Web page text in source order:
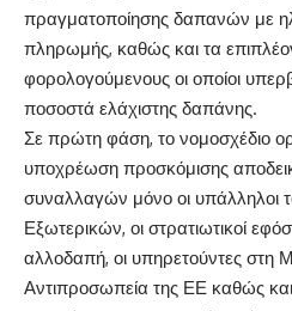
πραγματοποίησης δαπανών με
πληρωμής, καθώς και τα
φορολογούμενους οι οποίοι
ποσοστά ελάχιστης δαπάνης.
Σε πρώτη φάση, το νομοσχέδιο
υποχρέωση προσκόμισης
συναλλαγών μόνο οι υπάλληλοι
Εξωτερικών, οι στρατιωτικοί
αλλοδαπή, οι υπηρετούντες στη
Αντιπροσωπεία της ΕΕ καθώς